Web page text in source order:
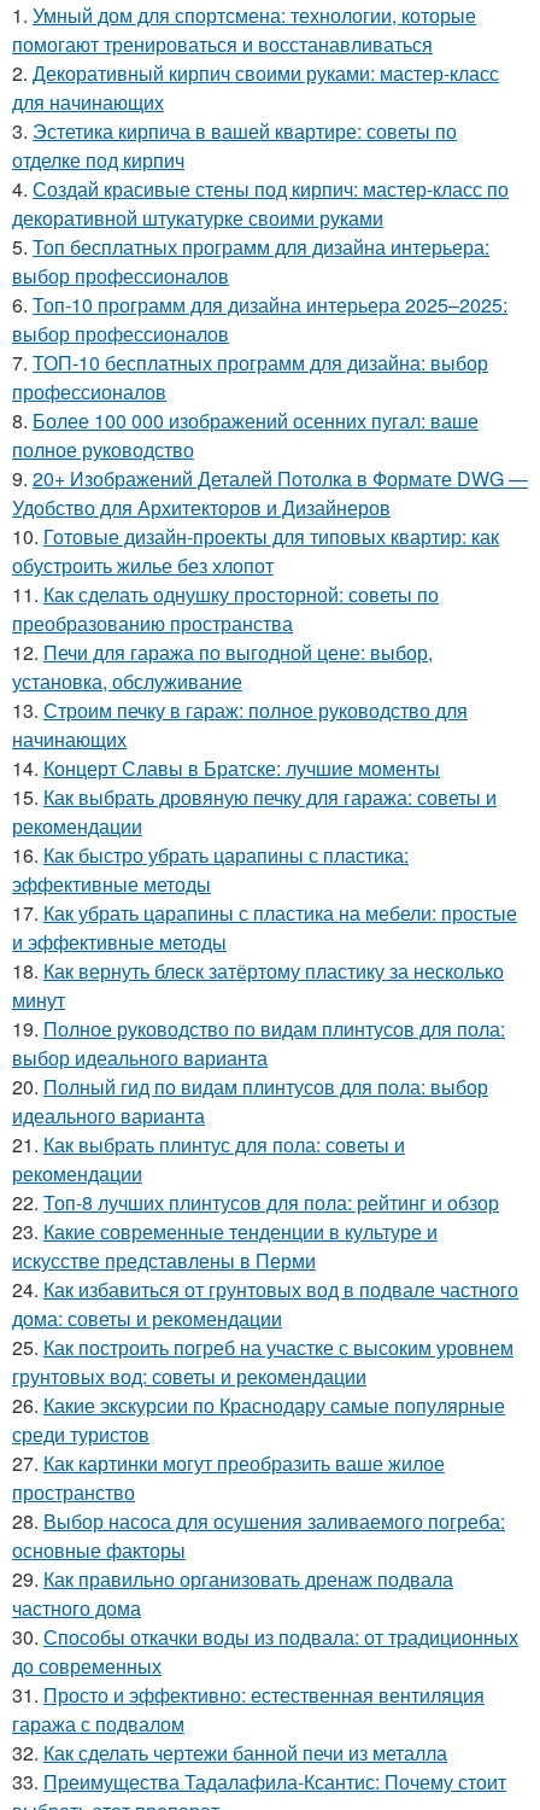
1. Умный дом для спортсмена: технологии, которые
помогают тренироваться и восстанавливаться
2. Декоративный кирпич своими руками: мастер-класс
для начинающих
3. Эстетика кирпича в вашей квартире: советы по
отделке под кирпич
4. Создай красивые стены под кирпич: мастер-класс по
декоративной штукатурке своими руками
5. Топ бесплатных программ для дизайна интерьера:
выбор профессионалов
6. Топ-10 программ для дизайна интерьера 2025–2025:
выбор профессионалов
7. ТОП-10 бесплатных программ для дизайна: выбор
профессионалов
8. Более 100 000 изображений осенних пугал: ваше
полное руководство
9. 20+ Изображений Деталей Потолка в Формате DWG —
Удобство для Архитекторов и Дизайнеров
10. Готовые дизайн-проекты для типовых квартир: как
обустроить жилье без хлопот
11. Как сделать однушку просторной: советы по
преобразованию пространства
12. Печи для гаража по выгодной цене: выбор,
установка, обслуживание
13. Строим печку в гараж: полное руководство для
начинающих
14. Концерт Славы в Братске: лучшие моменты
15. Как выбрать дровяную печку для гаража: советы и
рекомендации
16. Как быстро убрать царапины с пластика:
эффективные методы
17. Как убрать царапины с пластика на мебели: простые
и эффективные методы
18. Как вернуть блеск затёртому пластику за несколько
минут
19. Полное руководство по видам плинтусов для пола:
выбор идеального варианта
20. Полный гид по видам плинтусов для пола: выбор
идеального варианта
21. Как выбрать плинтус для пола: советы и
рекомендации
22. Топ-8 лучших плинтусов для пола: рейтинг и обзор
23. Какие современные тенденции в культуре и
искусстве представлены в Перми
24. Как избавиться от грунтовых вод в подвале частного
дома: советы и рекомендации
25. Как построить погреб на участке с высоким уровнем
грунтовых вод: советы и рекомендации
26. Какие экскурсии по Краснодару самые популярные
среди туристов
27. Как картинки могут преобразить ваше жилое
пространство
28. Выбор насоса для осушения заливаемого погреба:
основные факторы
29. Как правильно организовать дренаж подвала
частного дома
30. Способы откачки воды из подвала: от традиционных
до современных
31. Просто и эффективно: естественная вентиляция
гаража с подвалом
32. Как сделать чертежи банной печи из металла
33. Преимущества Тадалафила-Ксантис: Почему стоит